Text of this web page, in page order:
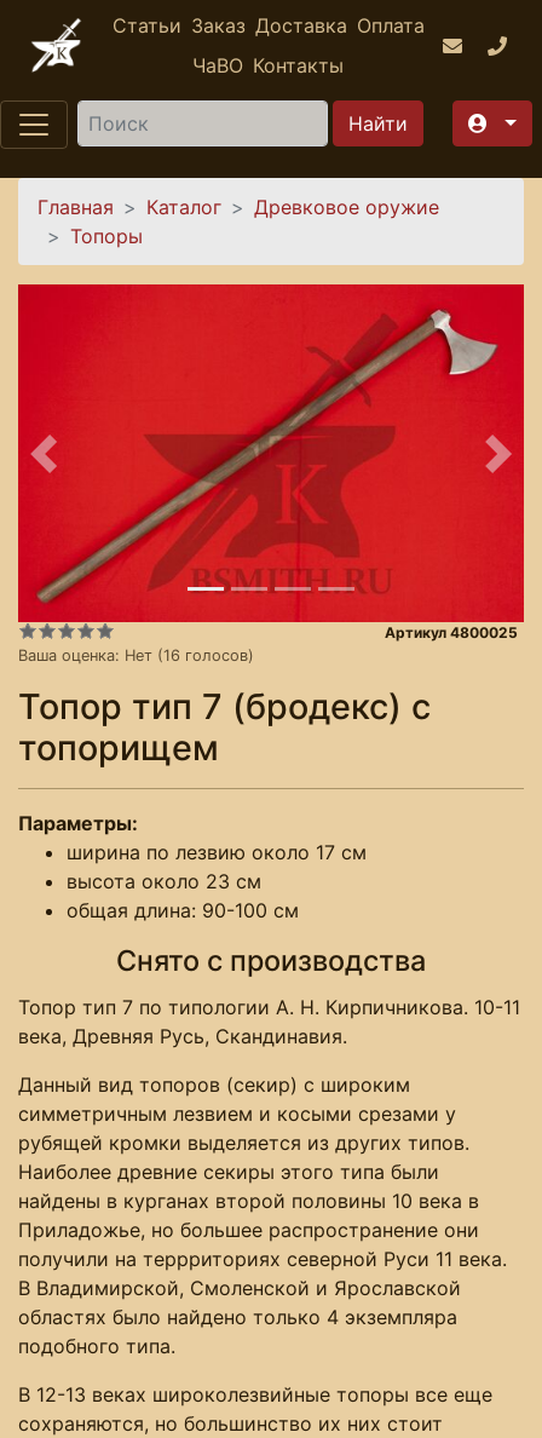
Перейти к основному содержанию
Статьи Заказ Доставка Оплата
ЧаВО Контакты
Найти
Вы здесь
Главная Каталог
Древковое оружие
Топоры
Предыдущее
Ваша оценка: Нет (16 голосов)
Артикул 4800025
Топор тип 7 (бродекс) с
топорищем
Параметры:
ширина по лезвию около 17 см
высота около 23 см
общая длина: 90-100 см
Снято с производства
Топор тип 7 по типологии А. Н. Кирпичникова. 10-11
века, Древняя Русь, Скандинавия.
Данный вид топоров (секир) с широким
симметричным лезвием и косыми срезами у
рубящей кромки выделяется из других типов.
Наиболее древние секиры этого типа были
найдены в курганах второй половины 10 века в
Приладожье, но большее распространение они
получили на террриториях северной Руси 11 века.
В Владимирской, Смоленской и Ярославской
областях было найдено только 4 экземпляра
подобного типа.
В 12-13 веках широколезвийные топоры все еще
сохраняются, но большинство их них стоит